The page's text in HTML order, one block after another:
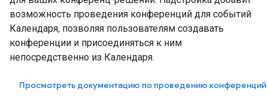
возможность проведения конференций для событий
Календаря, позволяя пользователям создавать
конференции и присоединяться к ним
непосредственно из Календаря.
Просмотреть документацию по проведению конференций